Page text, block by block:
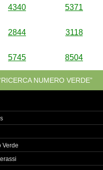
4340 5371
2844 3118
5745 8504
NUMERO VERDE”
Verde